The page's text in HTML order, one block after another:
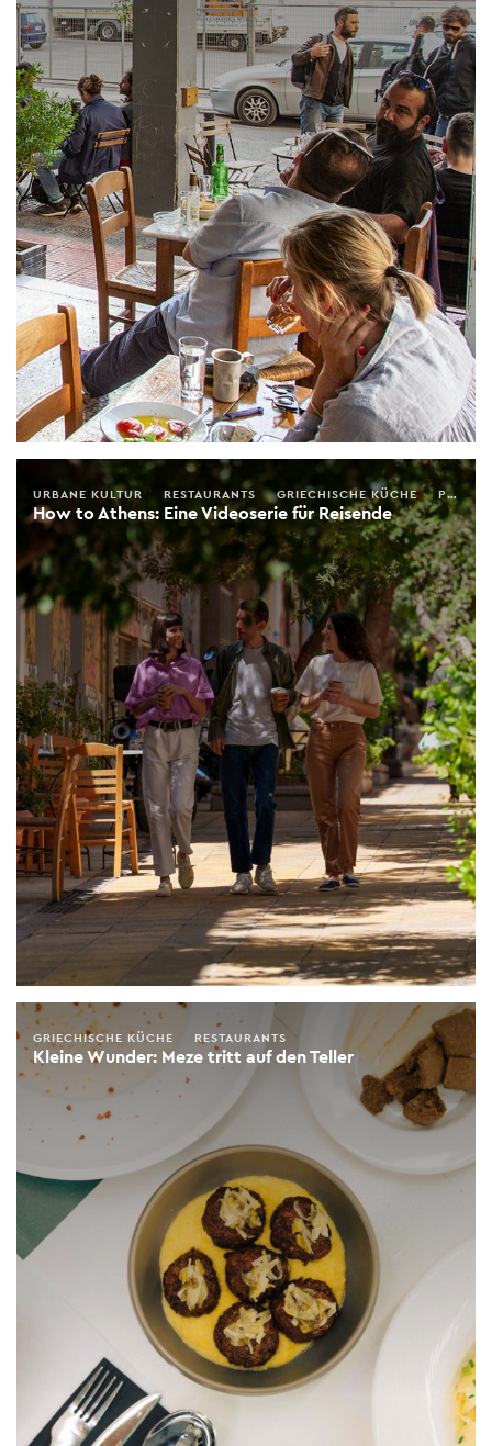
How to Athens: Eine Videoserie für Reisende
URBANE KULTUR RESTAURANTS GRIECHISCHE KÜCHE PREISWERTES ESSEN
Kleine Wunder: Meze tritt auf den Teller
GRIECHISCHE KÜCHE RESTAURANTS